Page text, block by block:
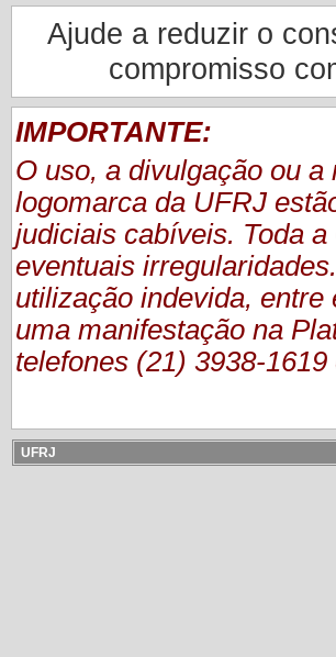
Ajude a reduzir o
compromisso
IMPORTANTE:
O uso, a divulgação ou
logomarca da UFRJ
judiciais cabíveis. Toda
eventuais
utilização indevida,
uma manifestação na
telefones (21) 3938-
UFRJ